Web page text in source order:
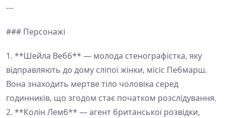
---
### Персонажі
1. **Шейла Вебб** — молода стенографістка, яку
відправляють до дому сліпої жінки, місіс Пебмарш.
Вона знаходить мертве тіло чоловіка серед
годинників, що згодом стає початком розслідування.
2. **Колін Лемб** — агент британської розвідки,